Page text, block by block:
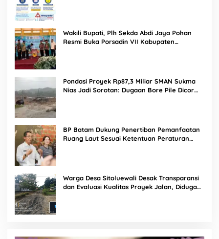
Wakili Bupati, Plh Sekda Abdi Jaya Pohan
Resmi Buka Porsadin VII Kabupaten
Pondasi Proyek Rp87,3 Miliar SMAN Sukma
Nias Jadi Sorotan: Dugaan Bore Pile Dicor
BP Batam Dukung Penertiban Pemanfaatan
Ruang Laut Sesuai Ketentuan Peraturan
Warga Desa Sitoluewali Desak Transparansi
dan Evaluasi Kualitas Proyek Jalan, Diduga